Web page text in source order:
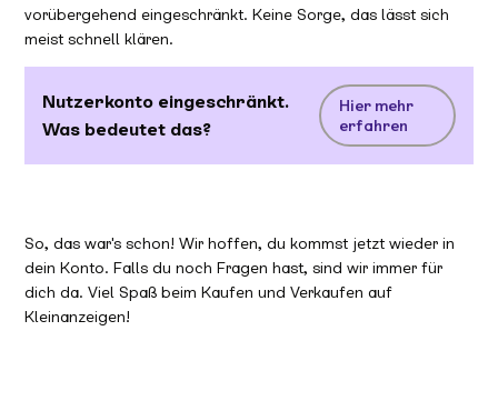
vorübergehend eingeschränkt. Keine Sorge, das lässt sich
meist schnell klären.
Nutzerkonto eingeschränkt.
Was bedeutet das?
Hier mehr
erfahren
So, das war's schon! Wir hoffen, du kommst jetzt wieder in
dein Konto. Falls du noch Fragen hast, sind wir immer für
dich da. Viel Spaß beim Kaufen und Verkaufen auf
Kleinanzeigen!